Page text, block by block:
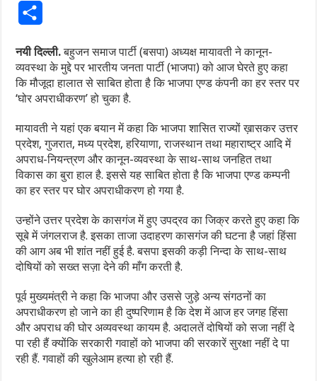
नयी दिल्ली.बहुजन समाज पार्टी (बसपा) अध्यक्ष मायावती ने कानून-
व्यवस्था के मुद्दे पर भारतीय जनता पार्टी (भाजपा) को आज घेरते हुए कहा
कि मौजूदा हालात से साबित होता है कि भाजपा एण्ड कंपनी का हर स्तर पर
‘घोर अपराधीकरण’ हो चुका है.
मायावती ने यहां एक बयान में कहा कि भाजपा शासित राज्यों ख़ासकर उत्तर
प्रदेश, गुजरात, मध्य प्रदेश, हरियाणा, राजस्थान तथा महाराष्ट्र आदि में
अपराध-नियन्त्रण और कानून-व्यवस्था के साथ-साथ जनहित तथा
विकास का बुरा हाल है. इससे यह साबित होता है कि भाजपा एण्ड कम्पनी
का हर स्तर पर घोर अपराधीकरण हो गया है.
उन्होंने उत्तर प्रदेश के कासगंज में हुए उपद्रव का जिक्र करते हुए कहा कि
सूबे में जंगलराज है. इसका ताजा उदाहरण कासगंज की घटना है जहां हिंसा
की आग अब भी शांत नहीं हुई है. बसपा इसकी कड़ी निन्दा के साथ-साथ
दोषियों को सख्त सज़ा देने की माँग करती है.
पूर्व मुख्यमंत्री ने कहा कि भाजपा और उससे जुड़े अन्य संगठनों का
अपराधीकरण हो जाने का ही दुष्परिणाम है कि देश में आज हर जगह हिंसा
और अपराध की घोर अव्यवस्था कायम है. अदालतें दोषियों को सजा नहीं दे
पा रही हैं क्योंकि सरकारी गवाहों को भाजपा की सरकारें सुरक्षा नहीं दे पा
रही हैं. गवाहों की खुलेआम हत्या हो रही हैं.